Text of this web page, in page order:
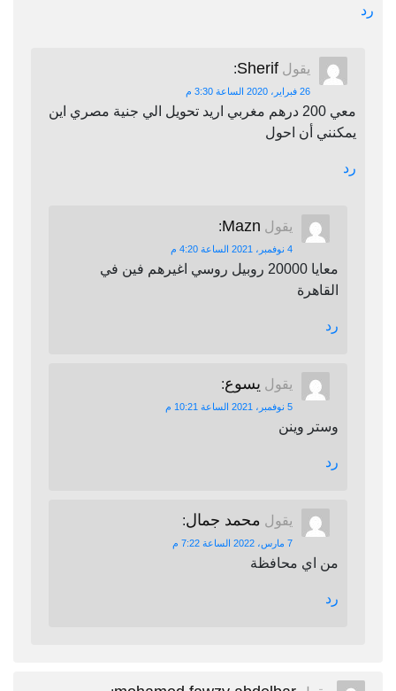
رد
يقول Sherif
:
26 فبراير، 2020 الساعة 3:30 م
معي 200 درهم مغربي اريد تحويل الي جنية مصري اين
يمكنني أن احول
رد
يقول Mazn
:
4 نوفمبر، 2021 الساعة 4:20 م
معايا 20000 روبيل روسي اغيرهم فين في
القاهرة
رد
يقول يسوع:
5 نوفمبر، 2021 الساعة 10:21 م
وستر وينن
رد
يقول محمد جمال:
7 مارس، 2022 الساعة 7:22 م
من اي محافظة
رد